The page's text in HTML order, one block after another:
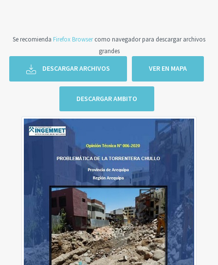
Se recomienda Firefox Browsercomo navegador para descargar archivos
grandes
DESCARGAR ARCHIVOS VER EN MAPA
DESCARGAR AMBITO